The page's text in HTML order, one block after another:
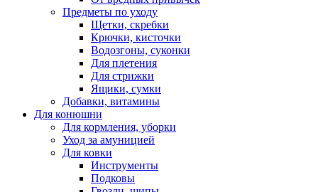
Предметы по уходу
Щетки, скребки
Крючки, кисточки
Водозгоны, суконки
Для плетения
Для стрижки
Ящики, сумки
Добавки, витамины
Для конюшни
Для кормления, уборки
Уход за амуницией
Для ковки
Инструменты
Подковы